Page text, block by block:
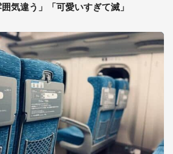
気違う」「可愛いすぎて滅」